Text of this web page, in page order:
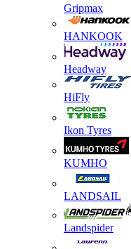
Gripmax
HANKOOK
Headway
HiFly
Ikon Tyres
KUMHO
LANDSAIL
Landspider